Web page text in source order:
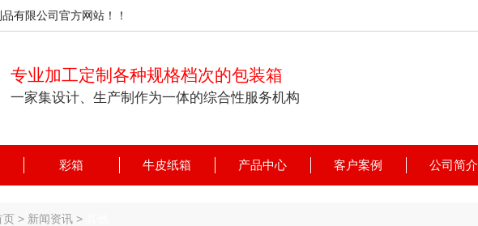
有限公司官方网站！！
专业加工定制各种规格档次的包装箱
一家集设计、生产制作为一体的综合性服务机构
彩箱 牛皮纸箱 产品中心 客户案例 公司简介
页 > 新闻资讯 >